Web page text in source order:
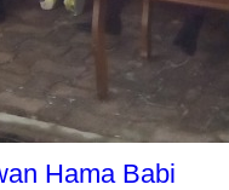
Hama Babi